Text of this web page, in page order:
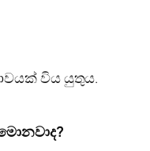
විය යුතුය.